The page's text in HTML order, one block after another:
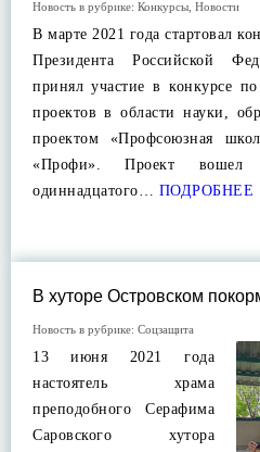
Новость в рубрике: Конкурсы Новости
В марте 2021 года стартовал
Президента Российской
принял участие в конкурсе
проектов в области науки,
проектом «Профсоюзная
«Профи». Проект вошел
одиннадцатого… ПОДРОБНЕЕ
В хуторе Островском
Новость в рубрике: Соцзащита
13 июня 2021 года
настоятель храма
преподобного Серафима
Саровского хутора